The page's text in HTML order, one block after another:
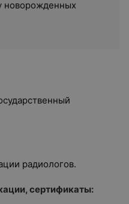
новорожденных
радиологов.
сертификаты: